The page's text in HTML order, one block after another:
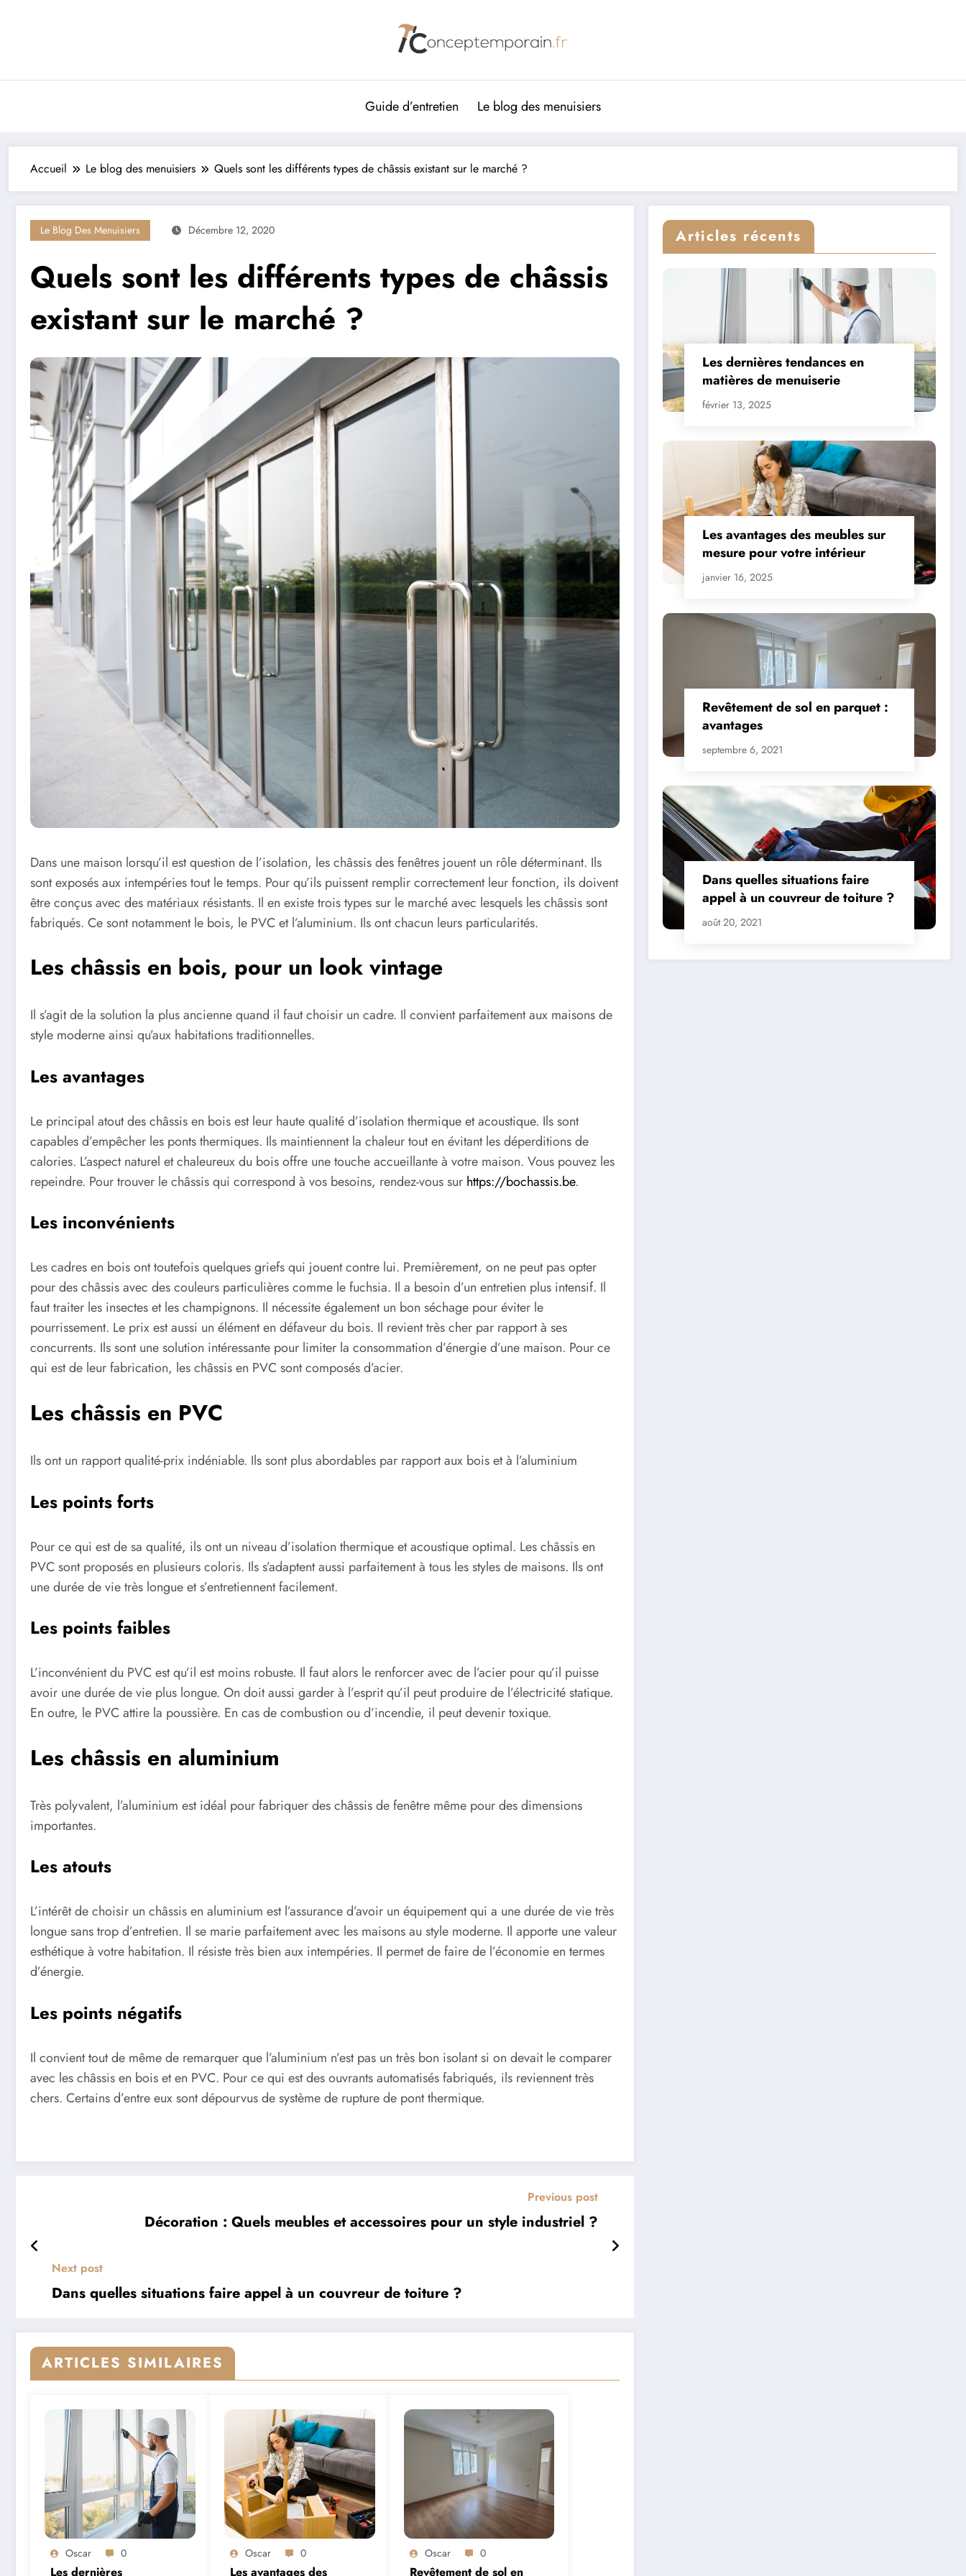
Guide d’entretien Le blog des menuisiers
Accueil Le blog des menuisiers Quels sont les différents types de châssis existant sur le marché ?
Le Blog Des Menuisiers Décembre 12, 2020
Quels sont les différents types de châssis
existant sur le marché ?
Dans une maison lorsqu’il est question de l’isolation, les châssis des fenêtres jouent un rôle déterminant. Ils
sont exposés aux intempéries tout le temps. Pour qu’ils puissent remplir correctement leur fonction, ils doivent
être conçus avec des matériaux résistants. Il en existe trois types sur le marché avec lesquels les châssis sont
fabriqués. Ce sont notamment le bois, le PVC et l’aluminium. Ils ont chacun leurs particularités.
Les châssis en bois, pour un look vintage
Il s’agit de la solution la plus ancienne quand il faut choisir un cadre. Il convient parfaitement aux maisons de
style moderne ainsi qu’aux habitations traditionnelles.
Les avantages
Le principal atout des châssis en bois est leur haute qualité d’isolation thermique et acoustique. Ils sont
capables d’empêcher les ponts thermiques. Ils maintiennent la chaleur tout en évitant les déperditions de
calories. L’aspect naturel et chaleureux du bois offre une touche accueillante à votre maison. Vous pouvez les
repeindre. Pour trouver le châssis qui correspond à vos besoins, rendez-vous sur https://bochassis.be.
Les inconvénients
Les cadres en bois ont toutefois quelques griefs qui jouent contre lui. Premièrement, on ne peut pas opter
pour des châssis avec des couleurs particulières comme le fuchsia. Il a besoin d’un entretien plus intensif. Il
faut traiter les insectes et les champignons. Il nécessite également un bon séchage pour éviter le
pourrissement. Le prix est aussi un élément en défaveur du bois. Il revient très cher par rapport à ses
concurrents. Ils sont une solution intéressante pour limiter la consommation d’énergie d’une maison. Pour ce
qui est de leur fabrication, les châssis en PVC sont composés d’acier.
Les châssis en PVC
Ils ont un rapport qualité-prix indéniable. Ils sont plus abordables par rapport aux bois et à l’aluminium
Les points forts
Pour ce qui est de sa qualité, ils ont un niveau d’isolation thermique et acoustique optimal. Les châssis en
PVC sont proposés en plusieurs coloris. Ils s’adaptent aussi parfaitement à tous les styles de maisons. Ils ont
une durée de vie très longue et s’entretiennent facilement.
Les points faibles
L’inconvénient du PVC est qu’il est moins robuste. Il faut alors le renforcer avec de l’acier pour qu’il puisse
avoir une durée de vie plus longue. On doit aussi garder à l’esprit qu’il peut produire de l’électricité statique.
En outre, le PVC attire la poussière. En cas de combustion ou d’incendie, il peut devenir toxique.
Les châssis en aluminium
Très polyvalent, l’aluminium est idéal pour fabriquer des châssis de fenêtre même pour des dimensions
importantes.
Les atouts
L’intérêt de choisir un châssis en aluminium est l’assurance d’avoir un équipement qui a une durée de vie très
longue sans trop d’entretien. Il se marie parfaitement avec les maisons au style moderne. Il apporte une valeur
esthétique à votre habitation. Il résiste très bien aux intempéries. Il permet de faire de l’économie en termes
d’énergie.
Les points négatifs
Il convient tout de même de remarquer que l’aluminium n’est pas un très bon isolant si on devait le comparer
avec les châssis en bois et en PVC. Pour ce qui est des ouvrants automatisés fabriqués, ils reviennent très
chers. Certains d’entre eux sont dépourvus de système de rupture de pont thermique.
Previous post
Décoration : Quels meubles et accessoires pour un style industriel ?
Next post
Dans quelles situations faire appel à un couvreur de toiture ?
ARTICLES SIMILAIRES
Oscar 0
Les dernières
Oscar 0
Les avantages des
Oscar 0
Revêtement de sol en
Articles récents
Les dernières tendances en
matières de menuiserie
février 13, 2025
Les avantages des meubles sur
mesure pour votre intérieur
janvier 16, 2025
Revêtement de sol en parquet :
avantages
septembre 6, 2021
Dans quelles situations faire
appel à un couvreur de toiture ?
août 20, 2021